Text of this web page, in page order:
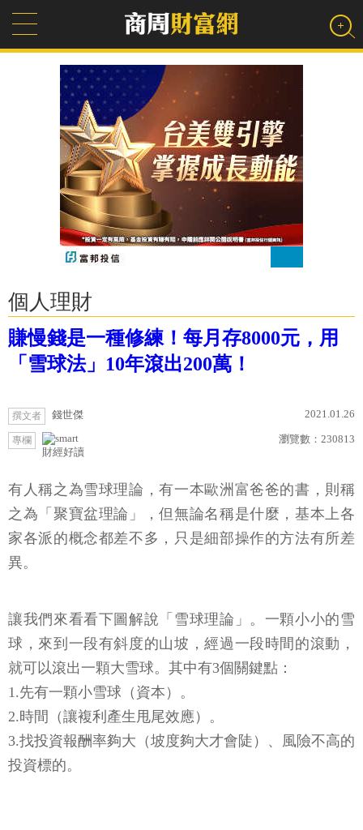
個人理財
賺慢錢是一種修練！每月存8000元，用
「雪球法」10年滾出200萬！
撰文者 錢世傑 2021.01.26
專欄
財經好讀
瀏覽數： 230813
有人稱之為雪球理論，有一本歐洲富爸爸的書，則稱
之為「聚寶盆理論」，但無論名稱是什麼，基本上各
家各派的概念都差不多，只是細部操作的方法有所差
異。
讓我們來看看下圖解說「雪球理論」。一顆小小的雪
球，來到一段有斜度的山坡，經過一段時間的滾動，
就可以滾出一顆大雪球。其中有3個關鍵點：
1.先有一顆小雪球（資本）。
2.時間（讓複利產生甩尾效應）。
3.找投資報酬率夠大（坡度夠大才會陡）、風險不高的
投資標的。